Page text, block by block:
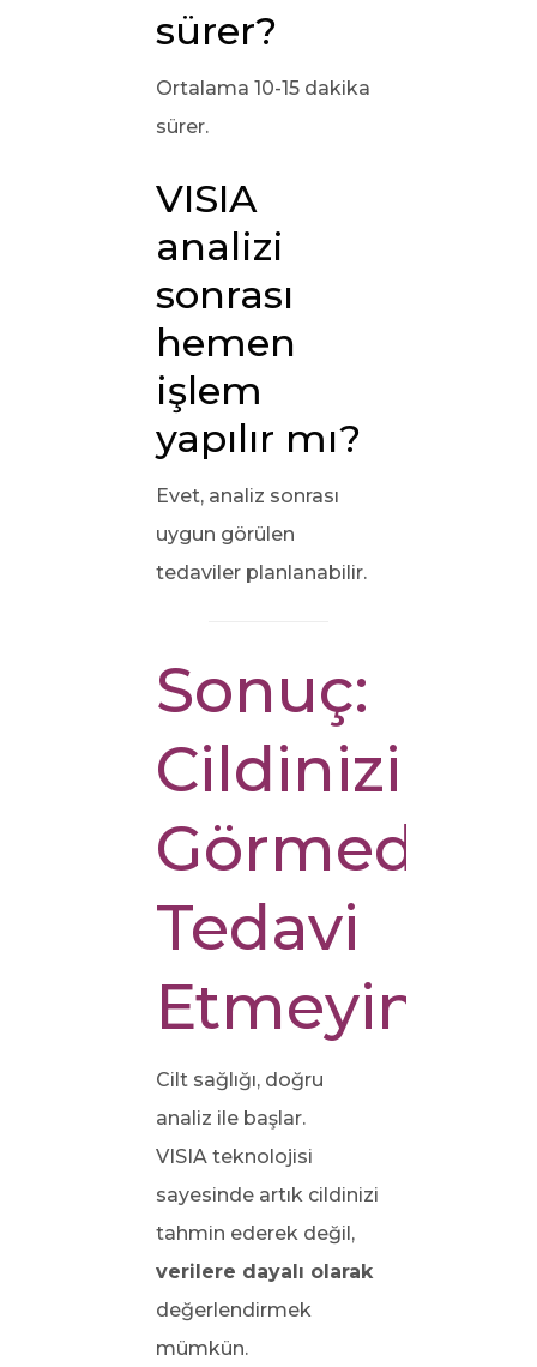
sürer?
Ortalama 10-15 dakika
sürer.
VISIA
analizi
sonrası
hemen
işlem
yapılır mı?
Evet, analiz sonrası
uygun görülen
tedaviler planlanabilir.
Sonuç:
Cildinizi
Görmeden
Tedavi
Etmeyin
Cilt sağlığı, doğru
analiz ile başlar.
VISIA teknolojisi
sayesinde artık cildinizi
tahmin ederek değil,
verilere dayalı olarak
değerlendirmek
mümkün.